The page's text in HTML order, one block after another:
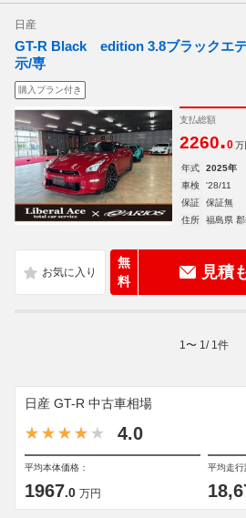
日産
GT-R Black edition 3.8ブラックエ
示/専
購入プラン付き
支払総額
2260.0 万
年式 2025年
車検
'28/11
保証
保証無
住所
福島県
無
料
見積
1 〜 1 / 1 件
日産 GT-R 中古車相場
4.0
平均本体価格：
1967.0 万円
平均走行